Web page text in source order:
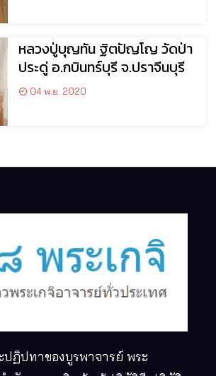
หลวงปู่บุญทัน ฐิตปัญโญ วัดป่า
ประดู่ อ.กบินทร์บุรี จ.ปราจีนบุรี
04 พ.ย. 2020
ปฏิปทาของบูรพาจารย์ พระ